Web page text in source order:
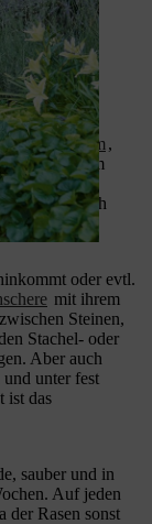
und
der Rasen
mit einem
AK-System ,
vor dem
mit dem
einfach
oder evtl.
mit ihrem
Steinen,
Stachel- oder
Aber auch
unter fest
ist das
sauber und in
Auf jeden
der Rasen sonst